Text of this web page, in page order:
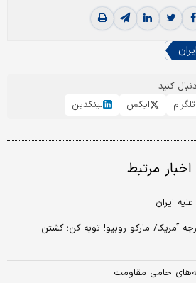
کنید
تلگرام ایکس لینکدین
اخبار مرتبط
ایران
آمریکا/ مارکو روبیو! توبه کن؛ کشتن
حامی مقاومت